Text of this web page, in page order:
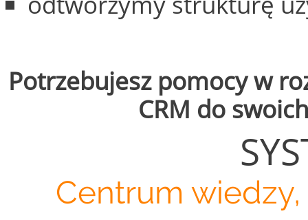
Potrzebujesz pomocy w
CRM do
Centrum